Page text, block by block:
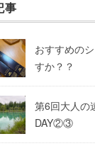
事
おすすめの
すか？？
第6回大人
DAY②③